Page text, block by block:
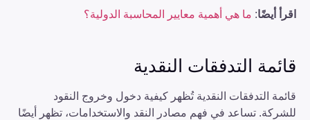
اقرأ أيضًا: ما هي أهمية معايير المحاسبة الدولية؟
قائمة التدفقات النقدية
قائمة التدفقات النقدية تُظهر كيفية دخول وخروج النقود
للشركة. تساعد في فهم مصادر النقد والاستخدامات، تظهر أيضًا